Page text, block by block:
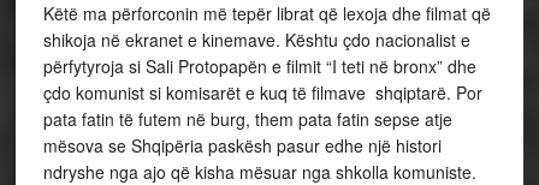
Këtë ma përforconin më tepër librat që lexoja dhe filmat që
shikoja në ekranet e kinemave. Kështu çdo nacionalist e
përfytyroja si Sali Protopapën e filmit “I teti në bronx” dhe
çdo komunist si komisarët e kuq të filmave shqiptarë. Por
pata fatin të futem në burg, them pata fatin sepse atje
mësova se Shqipëria paskësh pasur edhe një histori
ndryshe nga ajo që kisha mësuar nga shkolla komuniste.